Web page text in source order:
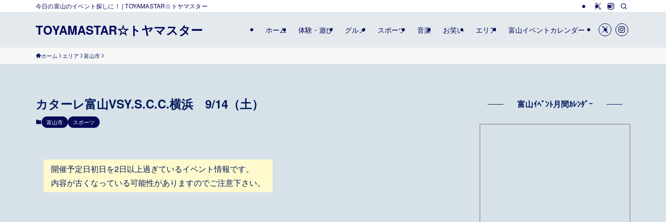
今日の富山のイベント探しに！ | TOYAMASTAR☆トヤマスター
TOYAMASTAR☆トヤマスター ホーム 体験・遊び グルメ スポーツ 音楽 お笑い エリア 富山イベントカレンダー
ホーム エリア 富山市
カターレ富山VSY.S.C.C.横浜 9/14（土）
富山市 スポーツ
開催予定日初日を2日以上過ぎているイベント情報です。
内容が古くなっている可能性がありますのでご注意下さい。
富山ｲﾍﾞﾝﾄ月間ｶﾚﾝﾀﾞｰ